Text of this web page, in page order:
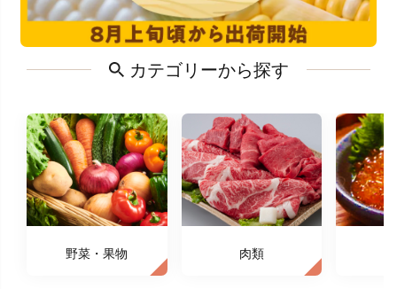
カテゴリーから探す
野菜・果物 肉類